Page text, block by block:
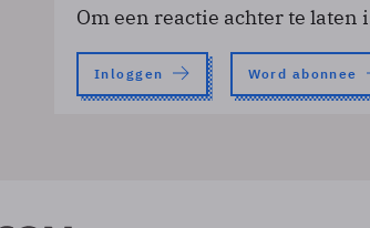
Om een reactie achter te laten
Inloggen Word abonnee